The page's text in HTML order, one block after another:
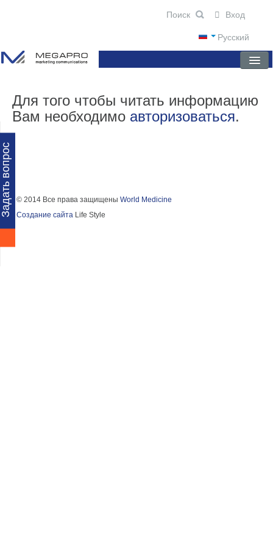
вопрос
Русский
Вход
ГЛАВНАЯ
О КОМПАНИИ
ПАРТНЕРЫ
Для того чтобы читать информацию
Вам необходимо авторизоваться.
© 2014 Все права защищеныWorld Medicine
Создание сайта Life Style